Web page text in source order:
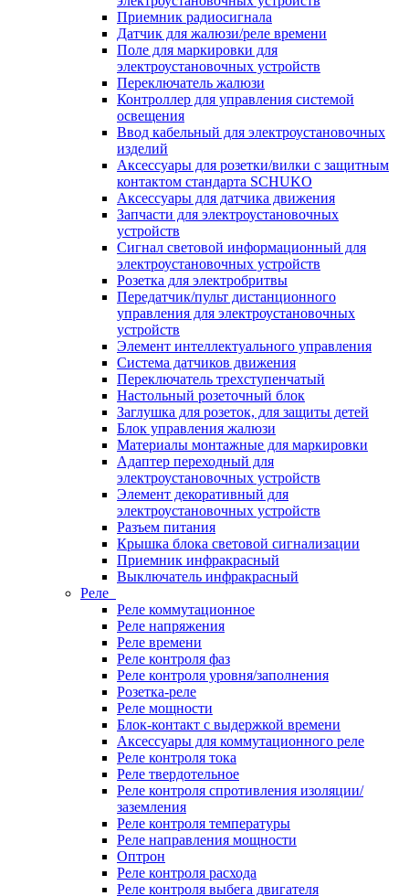
Приемник радиосигнала
Датчик для жалюзи/реле времени
Поле для маркировки для
электроустановочных устройств
Переключатель жалюзи
Контроллер для управления системой
освещения
Ввод кабельный для электроустановочных
изделий
Аксессуары для розетки/вилки с защитным
контактом стандарта SCHUKO
Аксессуары для датчика движения
Запчасти для электроустановочных
устройств
Сигнал световой информационный для
электроустановочных устройств
Розетка для электробритвы
Передатчик/пульт дистанционного
управления для электроустановочных
устройств
Элемент интеллектуального управления
Система датчиков движения
Переключатель трехступенчатый
Настольный розеточный блок
Заглушка для розеток, для защиты детей
Блок управления жалюзи
Материалы монтажные для маркировки
Адаптер переходный для
электроустановочных устройств
Элемент декоративный для
электроустановочных устройств
Разъем питания
Крышка блока световой сигнализации
Приемник инфракрасный
Выключатель инфракрасный
Реле
Реле коммутационное
Реле напряжения
Реле времени
Реле контроля фаз
Реле контроля уровня/заполнения
Розетка-реле
Реле мощности
Блок-контакт с выдержкой времени
Аксессуары для коммутационного реле
Реле контроля тока
Реле твердотельное
Реле контроля спротивления изоляции/
заземления
Реле контроля температуры
Реле направления мощности
Оптрон
Реле контроля расхода
Реле контроля выбега двигателя